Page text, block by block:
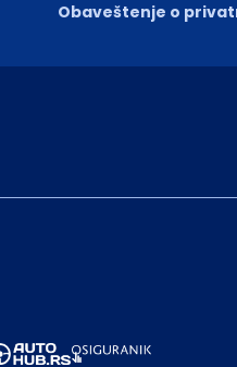
Obaveštenje o